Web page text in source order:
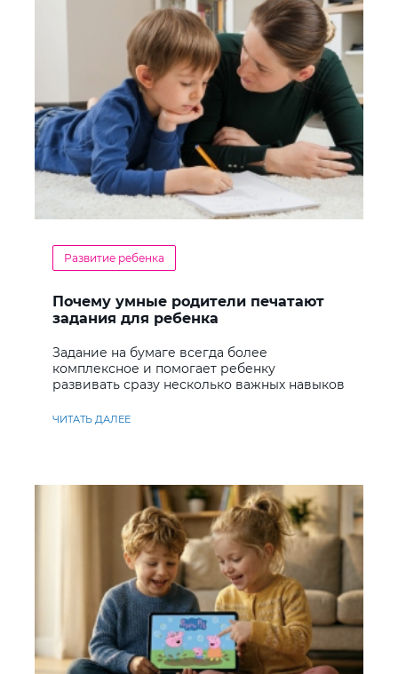
Развитие ребенка
Почему умные родители печатают
задания для ребенка
Задание на бумаге всегда более
комплексное и помогает ребенку
развивать сразу несколько важных навыков
ЧИТАТЬ ДАЛЕЕ